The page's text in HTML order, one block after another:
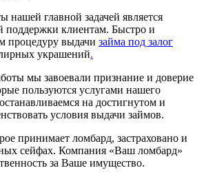
нашей главной задачей является
поддержки клиентам. Быстро и
процедуру выдачи займа под залог
украшений.
мы завоевали признание и доверие
пользуются услугами нашего
на достигнутом и
условия выдачи займов.
принимает ломбард, застраховано и
сейфах. Компания «Ваш ломбард»
за Ваше имущество.